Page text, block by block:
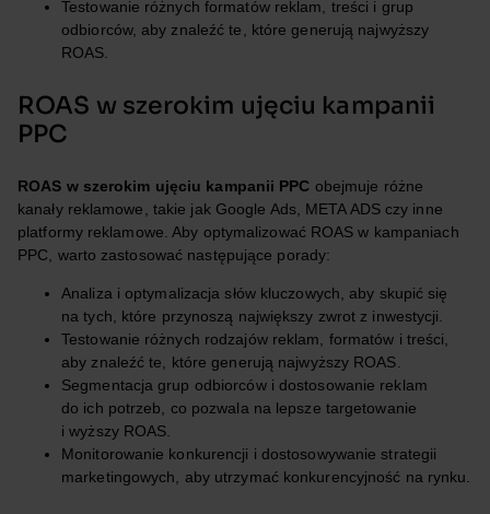
Testowanie różnych formatów reklam, treści i grup
odbiorców, aby znaleźć te, które generują najwyższy
ROAS.
ROAS w szerokim ujęciu kampanii
PPC
ROAS w szerokim ujęciu kampanii PPC obejmuje różne
kanały reklamowe, takie jak Google Ads, META ADS czy inne
platformy reklamowe. Aby optymalizować ROAS w kampaniach
PPC, warto zastosować następujące porady:
Analiza i optymalizacja słów kluczowych, aby skupić się
na tych, które przynoszą największy zwrot z inwestycji.
Testowanie różnych rodzajów reklam, formatów i treści,
aby znaleźć te, które generują najwyższy ROAS.
Segmentacja grup odbiorców i dostosowanie reklam
do ich potrzeb, co pozwala na lepsze targetowanie
i wyższy ROAS.
Monitorowanie konkurencji i dostosowywanie strategii
marketingowych, aby utrzymać konkurencyjność na rynku.